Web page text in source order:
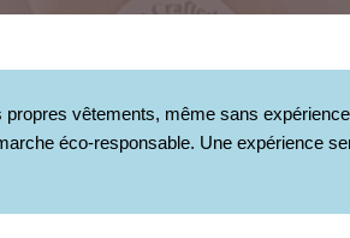
vêtements, même sans
éco-responsable. Une expérience